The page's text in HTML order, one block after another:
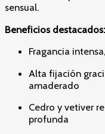
sensual.
Beneficios destacados:
Fragancia
Alta fijación
amaderado
Cedro y vetiver
profunda